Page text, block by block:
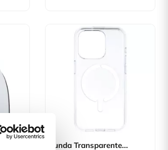
Vista rápida
Funda Transparente...